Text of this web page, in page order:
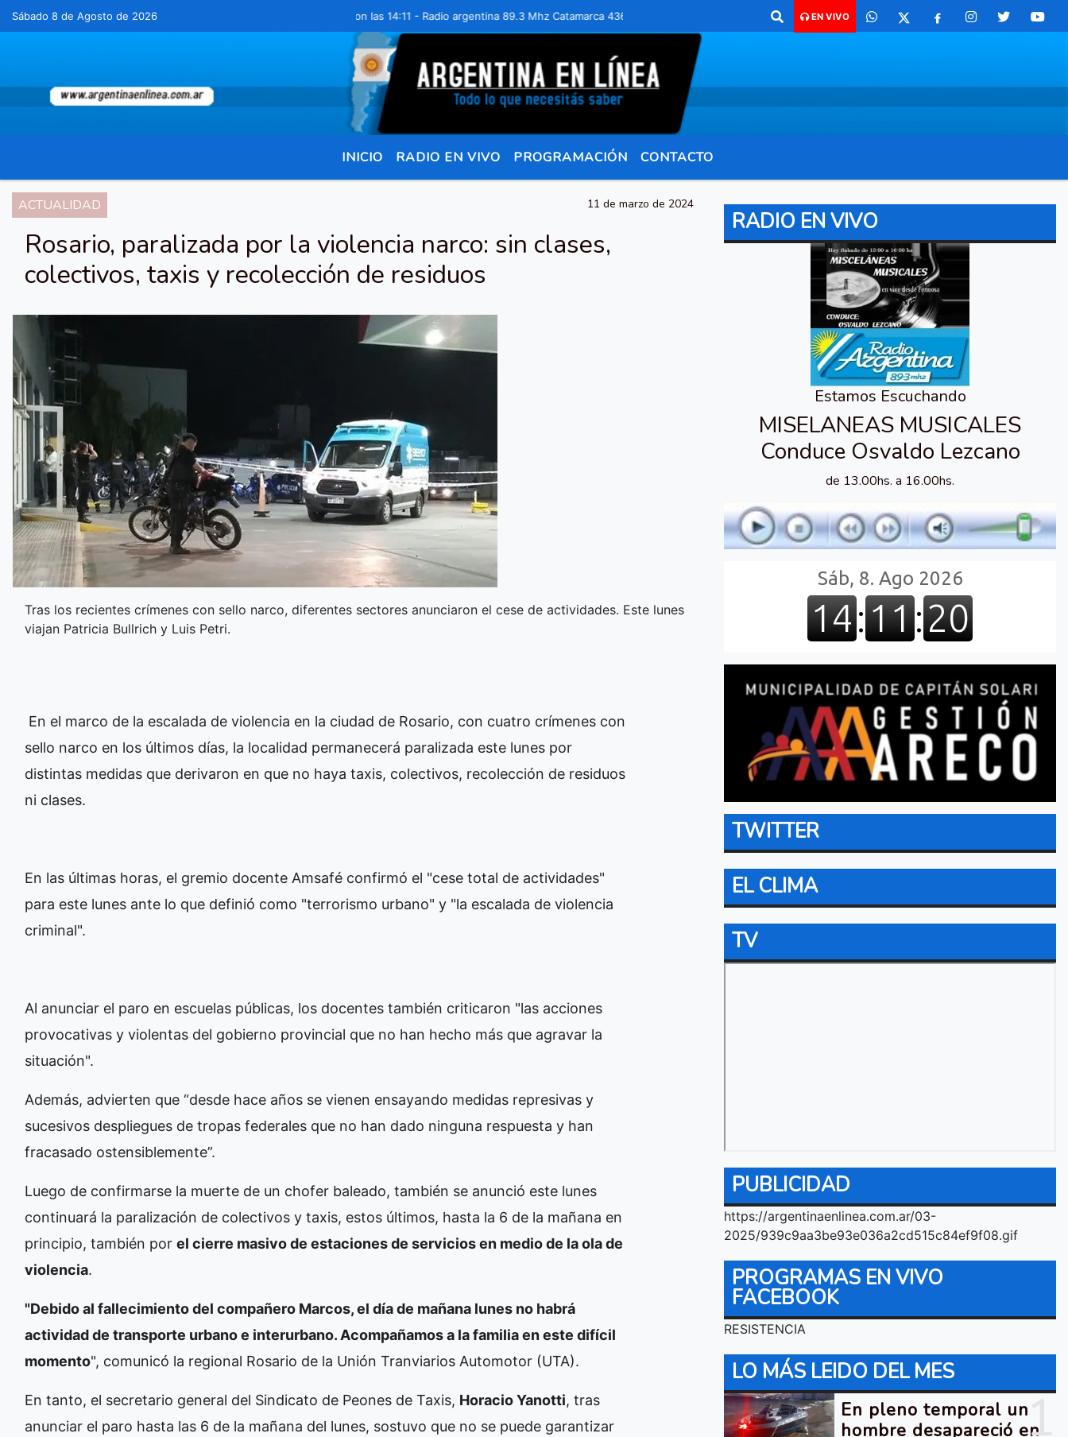
Sábado 8 de Agosto de 2026Hoy es Sábado 8 de Agosto de 2026 y son las 14:11 - Radio argentina 89.3 Mhz Catamarca 436 Resistencia Chaco para comunicarte 362 4879579 Radio argentina 89.3 Mhz Catamarca 436
EN VIVO
INICIO RADIO EN VIVO PROGRAMACIÓN CONTACTO
ACTUALIDAD 11 de marzo de 2024
Rosario, paralizada por la violencia narco: sin clases,
colectivos, taxis y recolección de residuos
Tras los recientes crímenes con sello narco, diferentes sectores anunciaron el cese de actividades. Este lunes
viajan Patricia Bullrich y Luis Petri.
En el marco de la escalada de violencia en la ciudad de Rosario, con cuatro crímenes con
sello narco en los últimos días, la localidad permanecerá paralizada este lunes por
distintas medidas que derivaron en que no haya taxis, colectivos, recolección de residuos
ni clases.
En las últimas horas, el gremio docente Amsafé confirmó el "cese total de actividades"
para este lunes ante lo que definió como "terrorismo urbano" y "la escalada de violencia
criminal".
Al anunciar el paro en escuelas públicas, los docentes también criticaron "las acciones
provocativas y violentas del gobierno provincial que no han hecho más que agravar la
situación".
Además, advierten que “desde hace años se vienen ensayando medidas represivas y
sucesivos despliegues de tropas federales que no han dado ninguna respuesta y han
fracasado ostensiblemente”.
Luego de confirmarse la muerte de un chofer baleado, también se anunció este lunes
continuará la paralización de colectivos y taxis, estos últimos, hasta la 6 de la mañana en
principio, también por el cierre masivo de estaciones de servicios en medio de la ola de
violencia.
"Debido al fallecimiento del compañero Marcos, el día de mañana lunes no habrá
actividad de transporte urbano e interurbano. Acompañamos a la familia en este difícil
momento", comunicó la regional Rosario de la Unión Tranviarios Automotor (UTA).
En tanto, el secretario general del Sindicato de Peones de Taxis, Horacio Yanotti, tras
anunciar el paro hasta las 6 de la mañana del lunes, sostuvo que no se puede garantizar
RADIO EN VIVO
Estamos Escuchando
MISELANEAS MUSICALES
Conduce Osvaldo Lezcano
de 13.00hs. a 16.00hs.
TWITTER
EL CLIMA
TV
PUBLICIDAD
https://argentinaenlinea.com.ar/03-
2025/939c9aa3be93e036a2cd515c84ef9f08.gif
PROGRAMAS EN VIVO
FACEBOOK
RESISTENCIA
LO MÁS LEIDO DEL MES
1
En pleno temporal un
hombre desapareció en